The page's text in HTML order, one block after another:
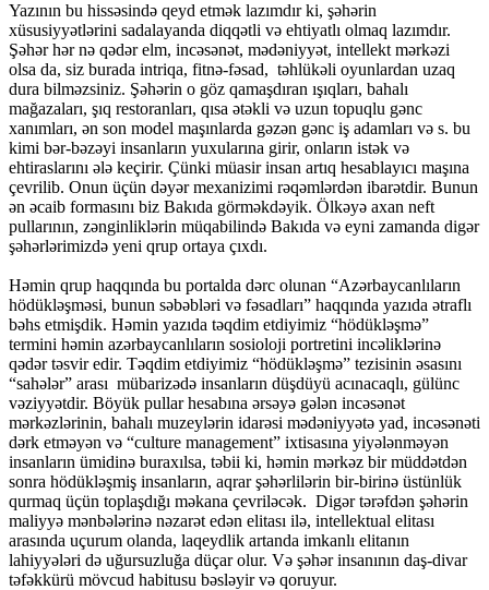
Yazının bu hissəsində qeyd etmək lazımdır ki, şəhərin
xüsusiyyətlərini sadalayanda diqqətli və ehtiyatlı olmaq lazımdır.
Şəhər hər nə qədər elm, incəsənət, mədəniyyət, intellekt mərkəzi
olsa da, siz burada intriqa, fitnə-fəsad, təhlükəli oyunlardan uzaq
dura bilməzsiniz. Şəhərin o göz qamaşdıran ışıqları, bahalı
mağazaları, şıq restoranları, qısa ətəkli və uzun topuqlu gənc
xanımları, ən son model maşınlarda gəzən gənc iş adamları və s. bu
kimi bər-bəzəyi insanların yuxularına girir, onların istək və
ehtiraslarını ələ keçirir. Çünki müasir insan artıq hesablayıcı maşına
çevrilib. Onun üçün dəyər mexanizimi rəqəmlərdən ibarətdir. Bunun
ən əcaib formasını biz Bakıda görməkdəyik. Ölkəyə axan neft
pullarının, zənginliklərin müqabilində Bakıda və eyni zamanda digər
şəhərlərimizdə yeni qrup ortaya çıxdı.
Həmin qrup haqqında bu portalda dərc olunan “Azərbaycanlıların
hödükləşməsi, bunun səbəbləri və fəsadları” haqqında yazıda ətraflı
bəhs etmişdik. Həmin yazıda təqdim etdiyimiz “hödükləşmə”
termini həmin azərbaycanlıların sosioloji portretini incəliklərinə
qədər təsvir edir. Təqdim etdiyimiz “hödükləşmə” tezisinin əsasını
“sahələr” arası mübarizədə insanların düşdüyü acınacaqlı, gülünc
vəziyyətdir. Böyük pullar hesabına ərsəyə gələn incəsənət
mərkəzlərinin, bahalı muzeylərin idarəsi mədəniyyətə yad, incəsənəti
dərk etməyən və “culture management” ixtisasına yiyələnməyən
insanların ümidinə buraxılsa, təbii ki, həmin mərkəz bir müddətdən
sonra hödükləşmiş insanların, aqrar şəhərlilərin bir-birinə üstünlük
qurmaq üçün toplaşdığı məkana çevriləcək. Digər tərəfdən şəhərin
maliyyə mənbələrinə nəzarət edən elitası ilə, intellektual elitası
arasında uçurum olanda, laqeydlik artanda imkanlı elitanın
lahiyyələri də uğursuzluğa düçar olur. Və şəhər insanının daş-divar
təfəkkürü mövcud habitusu bəsləyir və qoruyur.